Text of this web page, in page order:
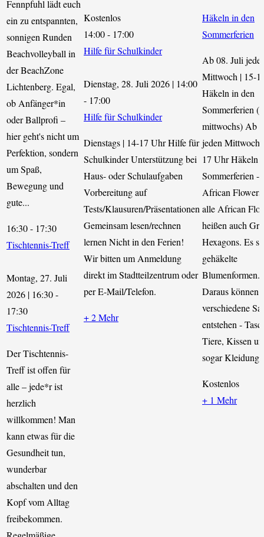
Fennpfuhl lädt euch
ein zu entspannten,
sonnigen Runden
Beachvolleyball in
der BeachZone
Lichtenberg. Egal,
ob Anfänger*in
oder Ballprofi –
hier geht's nicht um
Perfektion, sondern
um Spaß,
Bewegung und
gute...
16:30- 17:30
Tischtennis-Treff
Montag, 27. Juli
2026 | 16:30-
17:30
Tischtennis-Treff
Der Tischtennis-
Treff ist offen für
alle – jede*r ist
herzlich
willkommen! Man
kann etwas für die
Gesundheit tun,
wunderbar
abschalten und den
Kopf vom Alltag
freibekommen.
Kostenlos
14:00- 17:00
Hilfe für Schulkinder
Dienstag, 28. Juli 2026 | 14:00
- 17:00
Hilfe für Schulkinder
Dienstags | 14-17 Uhr Hilfe für
Schulkinder Unterstützung bei
Haus- oder Schulaufgaben
Vorbereitung auf
Tests/Klausuren/Präsentationen
Gemeinsam lesen/rechnen
lernen Nicht in den Ferien!
Wir bitten um Anmeldung
direkt im Stadtteilzentrum oder
per E-Mail/Telefon.
+ 2 Mehr
Häkeln in den
Sommerferien
Ab 08. Juli
Mittwoch | 15-
Häkeln in den
Sommerferien
mittwochs) Ab
jeden Mittwoch
17 Uhr Häkeln
Sommerferien -
African
alle African
heißen auch
Hexagons. Es
gehäkelte
Blumenformen.
Daraus können
verschiedene
entstehen -
Tiere, Kissen
sogar Kleidung.
Kostenlos
+ 1 Mehr